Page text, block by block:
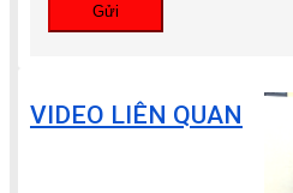
Gửi
VIDEO LIÊN QUAN